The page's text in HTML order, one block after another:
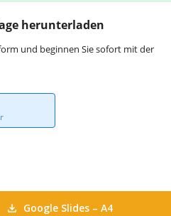
herunterladen
und beginnen Sie sofort mit der
Google Slides – A4